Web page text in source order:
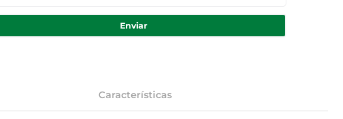
Enviar
Características